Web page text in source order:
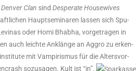
Den­ver Clan sindDespe­ra­te House­wi­ves
Haupt­se­mi­na­ren las­sen sich Spu­
oder Homi Bhab­ha, vor­ge­tra­gen in
auch leich­te Anklän­ge an Aggro zu erken­
mit Vam­pi­ris­mus für die Alters­vor­
sozu­sa­gen. Kult ist “in”.